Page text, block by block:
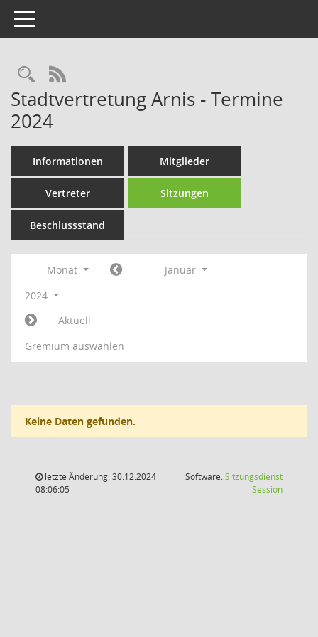
Toggle navigation
Rechercheauswahl
RSS-Feed
Stadtvertretung Arnis - Termine
2024
Informationen Mitglieder
Vertreter Sitzungen
Beschlussstand
Monat
Januar
2024
Aktuell
Gremium auswählen
Keine Daten gefunden.
letzte Änderung: 30.12.2024
08:06:05
Software:Sitzungsdienst
Session(Wird in